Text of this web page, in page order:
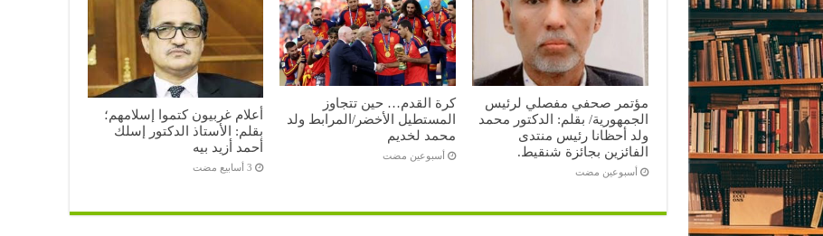
مؤتمر صحفي مفصلي لرئيس
الجمهورية/ بقلم: الدكتور محمد
ولد أحظانا رئيس منتدى
الفائزين بجائزة شنقيط.
‏أسبوعين مضت
كرة القدم… حين تتجاوز
المستطيل الأخضر/المرابط ولد
محمد لخديم
‏أسبوعين مضت
أعلام غربيون كتموا إسلامهم؛
بقلم: الأستاذ الدكتور إسلك
أحمد أزيد بيه